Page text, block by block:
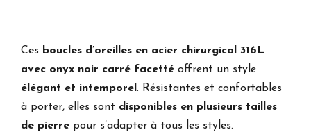
Ces boucles d’oreilles en acier chirurgical 316L
avec onyx noir carré facetté offrent un style
élégant et intemporel . Résistantes et confortables
à porter, elles sont disponibles en plusieurs tailles
de pierre pour s’adapter à tous les styles.